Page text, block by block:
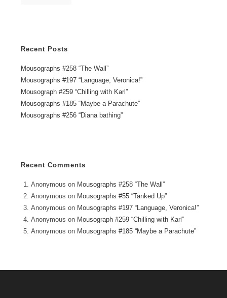
Recent Posts
Mousographs #258 “The Wall”
Mousographs #197 “Language, Veronica!”
Mousograph #259 “Chilling with Karl”
Mousographs #185 “Maybe a Parachute”
Mousographs #256 “Diana bathing”
Recent Comments
Anonymous on Mousographs #258 “The Wall”
Anonymous on Mousographs #55 “Tanked Up”
Anonymous on Mousographs #197 “Language, Veronica!”
Anonymous on Mousograph #259 “Chilling with Karl”
Anonymous on Mousographs #185 “Maybe a Parachute”